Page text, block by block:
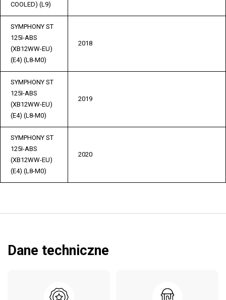
COOLED) (L9)
SYMPHONY ST
125I-ABS
(XB12WW-EU)
(E4) (L8-M0)
2018
SYMPHONY ST
125I-ABS
(XB12WW-EU)
(E4) (L8-M0)
2019
SYMPHONY ST
125I-ABS
(XB12WW-EU)
(E4) (L8-M0)
2020
Dane techniczne